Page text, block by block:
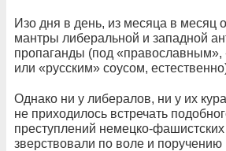
Изо дня в день, из месяца в месяц
мантры либеральной и западной
пропаганды (под «православным»,
или «русским» соусом,
Однако ни у либералов, ни у их
не приходилось встречать
преступлений немецко-фашистских
зверствовали по воле и поручению